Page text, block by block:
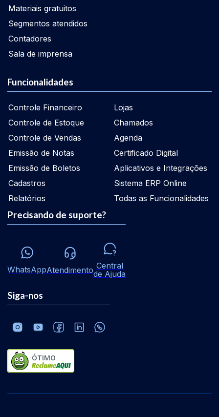
Materiais gratuitos
Segmentos atendidos
Contadores
Sala de imprensa
Funcionalidades
Controle Financeiro
Controle de Estoque
Controle de Vendas
Emissão de Notas
Emissão de Boletos
Cadastros
Relatórios
Lojas
Chamados
Agenda
Certificado Digital
Aplicativos e Integrações
Sistema ERP Online
Todas as Funcionalidades
Precisando de suporte?
WhatsAppAtendimento Central
de Ajuda
Siga-nos
ÓTIMO